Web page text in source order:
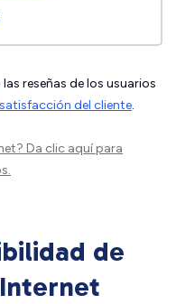
reseñas de los usuarios
del cliente.
Da clic aquípara
de